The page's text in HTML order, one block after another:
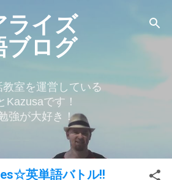
メイン コンテンツに移動
ライズ
ブログ
室を運営している
Kazusaです！
強が大好き！
英単語バトル!!